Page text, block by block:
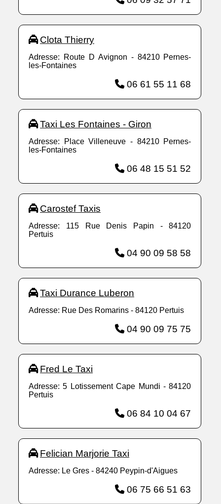
Clota Thierry
Adresse: Route D Avignon - 84210 Pernes-
les-Fontaines
06 61 55 11 68
Taxi Les Fontaines - Giron
Adresse: Place Villeneuve - 84210 Pernes-
les-Fontaines
06 48 15 51 52
Carostef Taxis
Adresse: 115 Rue Denis Papin - 84120
Pertuis
04 90 09 58 58
Taxi Durance Luberon
Adresse: Rue Des Romarins - 84120 Pertuis
04 90 09 75 75
Fred Le Taxi
Adresse: 5 Lotissement Cape Mundi - 84120
Pertuis
06 84 10 04 67
Felician Marjorie Taxi
Adresse: Le Gres - 84240 Peypin-d'Aigues
06 75 66 51 63